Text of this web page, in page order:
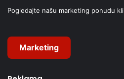
Pogledajte našu marketing ponudu
Marketing